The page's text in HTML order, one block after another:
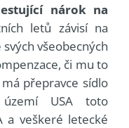
nárok na
letů závisí na
všeobecných
či mu to
přepravce sídlo
území USA toto
a veškeré letecké